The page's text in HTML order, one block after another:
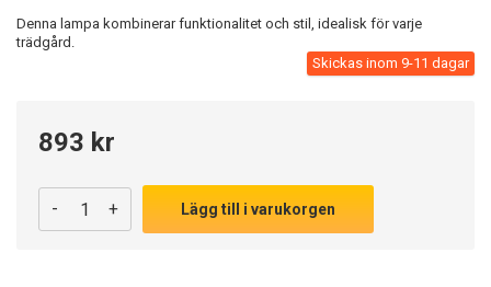
Denna lampa kombinerar funktionalitet och stil, idealisk för varje
trädgård.
Skickas inom 9-11 dagar
893 kr
- + Lägg till i varukorgen